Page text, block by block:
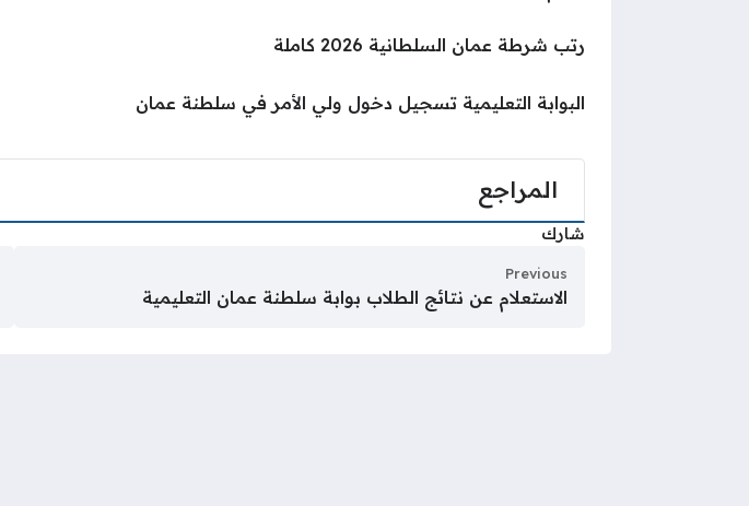
رتب شرطة عمان السلطانية 2026 كاملة
البوابة التعليمية تسجيل دخول ولي الأمر في سلطنة عمان
المراجع
شارك
Previous
الاستعلام عن نتائج الطلاب بوابة سلطنة عمان التعليمية